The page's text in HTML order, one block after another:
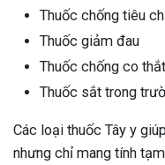
Thuốc chống tiêu
Thuốc giảm đau
Thuốc chống co thắt
Thuốc sắt trong
Các loại thuốc Tây y
nhưng chỉ mang tính